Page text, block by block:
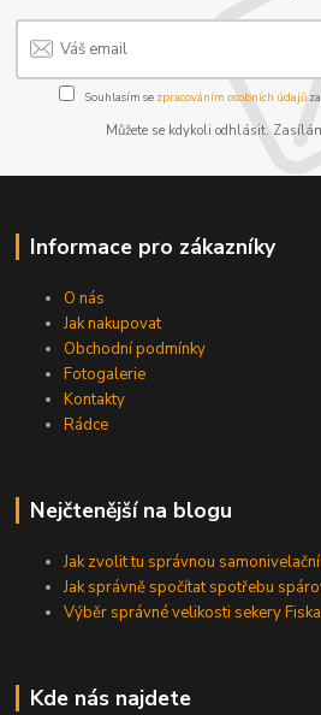
Souhlasím se zpracováním osobních údajůza
Můžete se kdykoli odhlásit.
Informace pro zákazníky
O nás
Jak nakupovat
Obchodní podmínky
Fotogalerie
Kontakty
Rádce
Nejčtenější na blogu
Jak zvolit tu správnou
Jak správně spočítat spotřebu
Výběr správné velikosti sekery
Kde nás najdete